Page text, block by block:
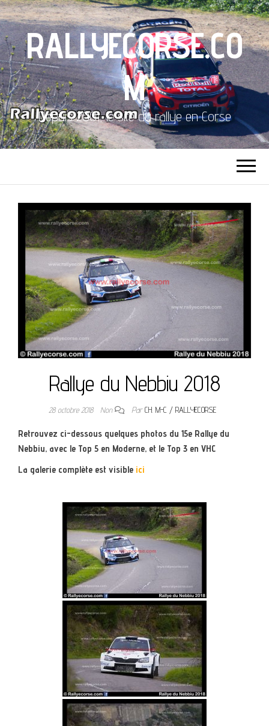
RALLYECORSE.CO
M
Depuis 2001, le site du rallye en Corse
Rallye du Nebbiu 2018
28 octobre 2018 Non ParCH. M-C / RALLYECORSE
Retrouvez ci-dessous quelques photos du 15e Rallye du
Nebbiu, avec le Top 5 en Moderne, et le Top 3 en VHC
La galerie complète est visible ici